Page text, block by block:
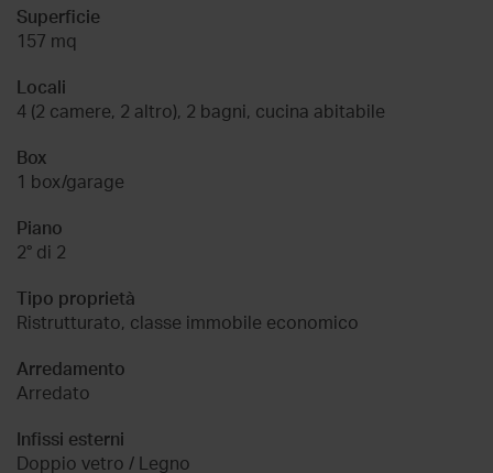
Superficie
157 mq
Locali
4 (2 camere, 2 altro), 2 bagni, cucina abitabile
Box
1 box/garage
Piano
2° di 2
Tipo proprietà
Ristrutturato, classe immobile economico
Arredamento
Arredato
Infissi esterni
Doppio vetro / Legno